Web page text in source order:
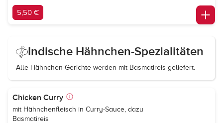
5,50 €
Indische Hähnchen-Spezialitäten
Alle Hähnchen-Gerichte werden mit Basmatireis geliefert.
Chicken Curry
mit Hähnchenfleisch in Curry-Sauce, dazu
Basmatireis